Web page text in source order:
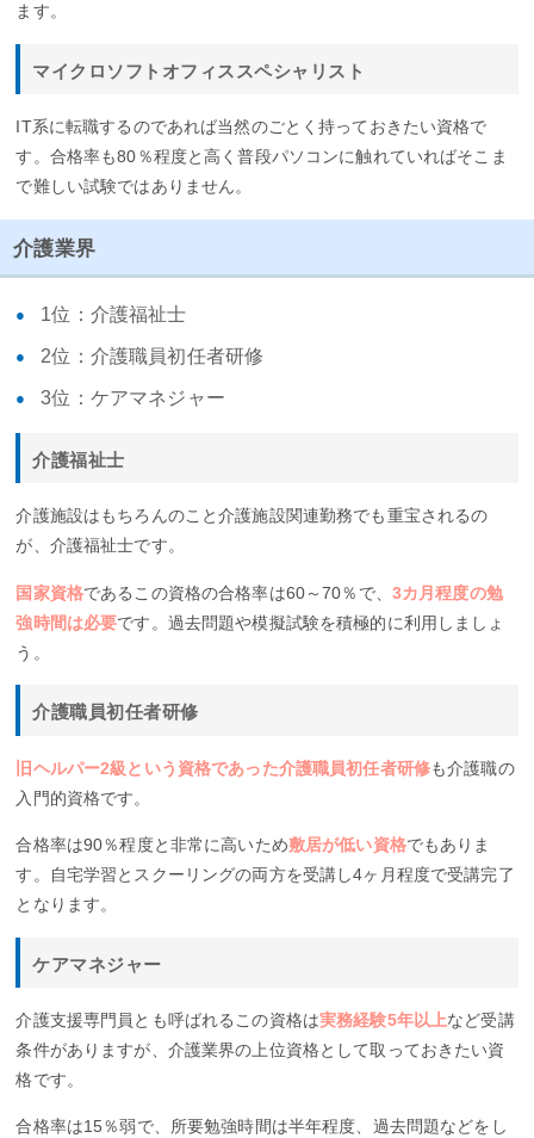
ます。
マイクロソフトオフィススペシャリスト
IT系に転職するのであれば当然のごとく持っておきたい資格で
す。合格率も80％程度と高く普段パソコンに触れていればそこま
で難しい試験ではありません。
介護業界
1位：介護福祉士
2位：介護職員初任者研修
3位：ケアマネジャー
介護福祉士
介護施設はもちろんのこと介護施設関連勤務でも重宝されるの
が、介護福祉士です。
国家資格であるこの資格の合格率は60～70％で、 3カ月程度の勉
強時間は必要です。過去問題や模擬試験を積極的に利用しましょ
う。
介護職員初任者研修
旧ヘルパー2級という資格であった介護職員初任者研修も介護職の
入門的資格です。
合格率は90％程度と非常に高いため敷居が低い資格でもありま
す。自宅学習とスクーリングの両方を受講し4ヶ月程度で受講完了
となります。
ケアマネジャー
介護支援専門員とも呼ばれるこの資格は実務経験5年以上など受講
条件がありますが、介護業界の上位資格として取っておきたい資
格です。
合格率は15％弱で、所要勉強時間は半年程度、過去問題などをし